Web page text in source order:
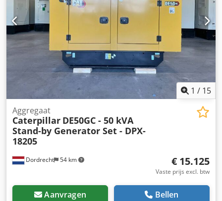
1 / 15
Dordrecht 54 km
Aggregaat
Caterpillar DE50GC - 50 kVA
Stand-by Generator Set - DPX-
18205
€ 15.125
Vaste prijs excl. btw
Aanvragen Bellen